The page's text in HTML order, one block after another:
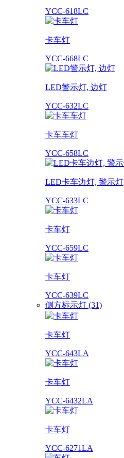
YCC-618LC
卡车灯
YCC-668LC
LED警示灯, 边灯
YCC-632LC
卡车车灯
YCC-658LC
LED卡车边灯, 警示灯
YCC-633LC
卡车灯
YCC-659LC
卡车灯
YCC-639LC
侧方标示灯 (31)
卡车灯
YCC-643LA
卡车灯
YCC-6432LA
卡车灯
YCC-6271LA